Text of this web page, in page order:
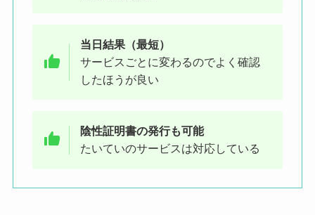
当日結果（最短）
サービスごとに変わるのでよく確認
したほうが良い
陰性証明書の発行も可能
たいていのサービスは対応している